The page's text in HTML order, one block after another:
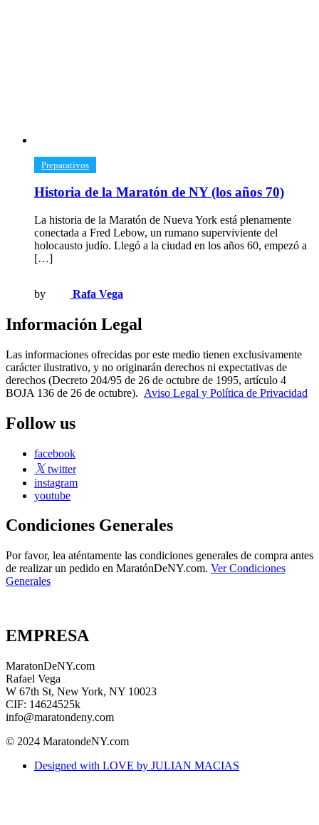
​Preparativos
Historia de la Maratón de NY (los años 70)
La historia de la Maratón de Nueva York está plenamente
conectada a Fred Lebow, un rumano superviviente del
holocausto judío. Llegó a la ciudad en los años 60, empezó a
[…]
by Rafa Vega
Información Legal
Las informaciones ofrecidas por este medio tienen exclusivamente
carácter ilustrativo, y no originarán derechos ni expectativas de
derechos (Decreto 204/95 de 26 de octubre de 1995, artículo 4
BOJA 136 de 26 de octubre). Aviso Legal y Política de Privacidad
Follow us
facebook
twitter
instagram
youtube
Condiciones Generales
Por favor, lea aténtamente las condiciones generales de compra antes
de realizar un pedido en MaratónDeNY.com. Ver Condiciones
Generales
EMPRESA
MaratonDeNY.com
Rafael Vega
W 67th St, New York, NY 10023
CIF: 14624525k
info@maratondeny.com
© 2024 MaratondeNY.com
Designed with LOVE by JULIAN MACIAS